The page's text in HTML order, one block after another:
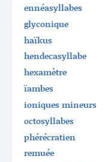
ennéasyllabes
glyconique
haïkus
hendecasyllabe
hexamètre
ïambes
ioniques mineurs
octosyllabes
phérécratien
remuée